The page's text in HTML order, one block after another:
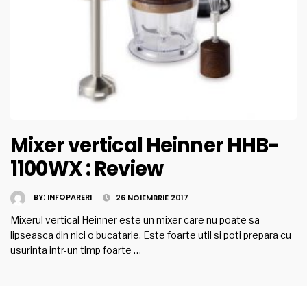
Mixer vertical Heinner HHB-
1100WX : Review
BY: INFOPARERI 26 NOIEMBRIE 2017
Mixerul vertical Heinner este un mixer care nu poate sa
lipseasca din nici o bucatarie. Este foarte util si poti prepara cu
usurinta intr-un timp foarte …